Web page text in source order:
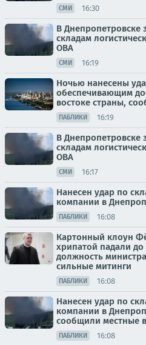
СМИ 16:30
В Днепропетровске
складам
ОВА
СМИ 16:19
Ночью нанесены
обеспечивающим
востоке страны,
ПАБЛИКИ 16:19
В Днепропетровске
складам
ОВА
СМИ 16:17
Нанесен удар по
компании в
ПАБЛИКИ 16:08
Картонный клоун
хрипатой падали до
должность
сильные митинги
ПАБЛИКИ 16:08
Нанесен удар по
компании в
сообщили местные
ПАБЛИКИ 16:08